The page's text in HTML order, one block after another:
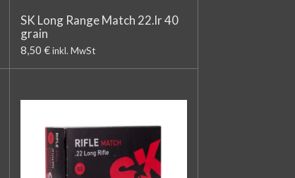
SK Long Range Match 22.lr 40
grain
8,50 € inkl. MwSt